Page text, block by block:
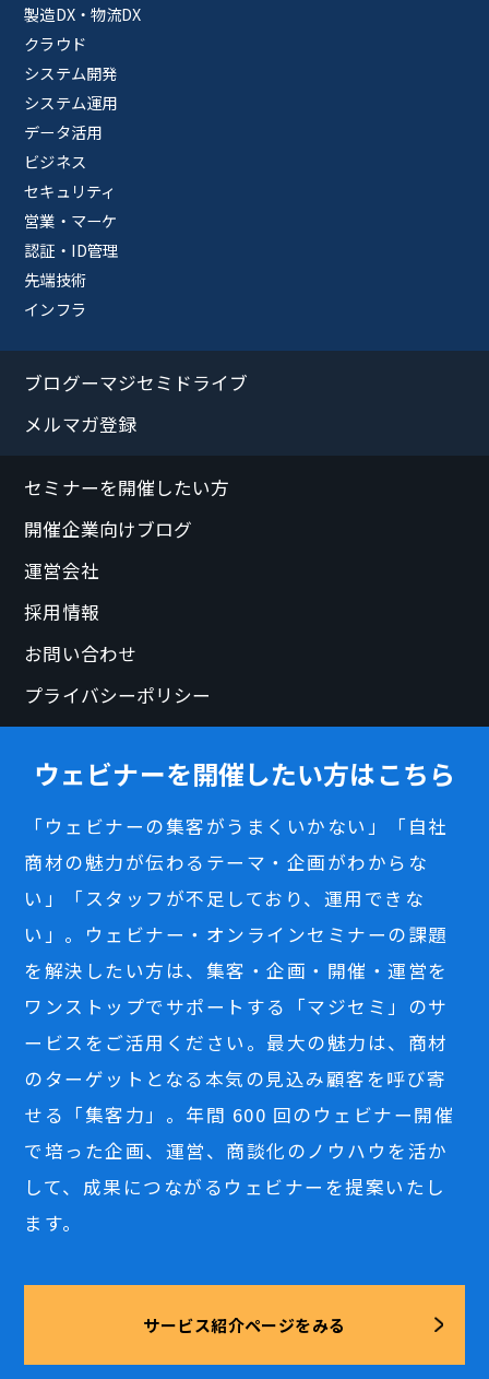
製造DX・物流DX
クラウド
システム開発
システム運用
データ活用
ビジネス
セキュリティ
営業・マーケ
認証・ID管理
先端技術
インフラ
ブログーマジセミドライブ
メルマガ登録
セミナーを開催したい方
開催企業向けブログ
運営会社
採用情報
お問い合わせ
プライバシーポリシー
ウェビナーを開催したい方はこちら
「ウェビナーの集客がうまくいかない」「自社
商材の魅力が伝わるテーマ・企画がわからな
い」「スタッフが不足しており、運用できな
い」。ウェビナー・オンラインセミナーの課題
を解決したい方は、集客・企画・開催・運営を
ワンストップでサポートする「マジセミ」のサ
ービスをご活用ください。最大の魅力は、商材
のターゲットとなる本気の見込み顧客を呼び寄
せる「集客力」。年間 600 回のウェビナー開催
で培った企画、運営、商談化のノウハウを活か
して、成果につながるウェビナーを提案いたし
ます。
サービス紹介ページをみる